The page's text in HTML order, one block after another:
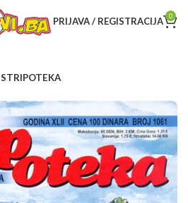
PRIJAVA / REGISTRACIJA 0
STRIPOTEKA